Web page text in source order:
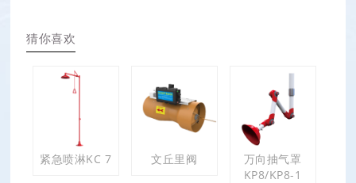
猜你喜欢
紧急喷淋KC 7 文丘里阀
万向抽气罩
KP8/KP8-1